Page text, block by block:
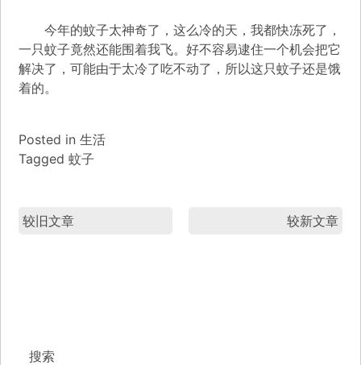
今年的蚊子太神奇了，这么冷的天，我都快冻死了，
一只蚊子竟然还能围着我飞。好不容易逮住一个机会把它
解决了，可能由于太冷了吃不动了，所以这只蚊子还是饿
着的。
Posted in 生活
Tagged 蚊子
较旧文章 较新文章
搜索